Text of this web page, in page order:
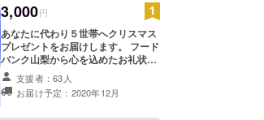
3,000円
あなたに代わり５世帯へクリスマス
プレゼントをお届けします。 フード
バンク山梨から心を込めたお礼状を
お送りします。 領収書をお送りしま
す。支援者：63人
お届け予定：2020年12月